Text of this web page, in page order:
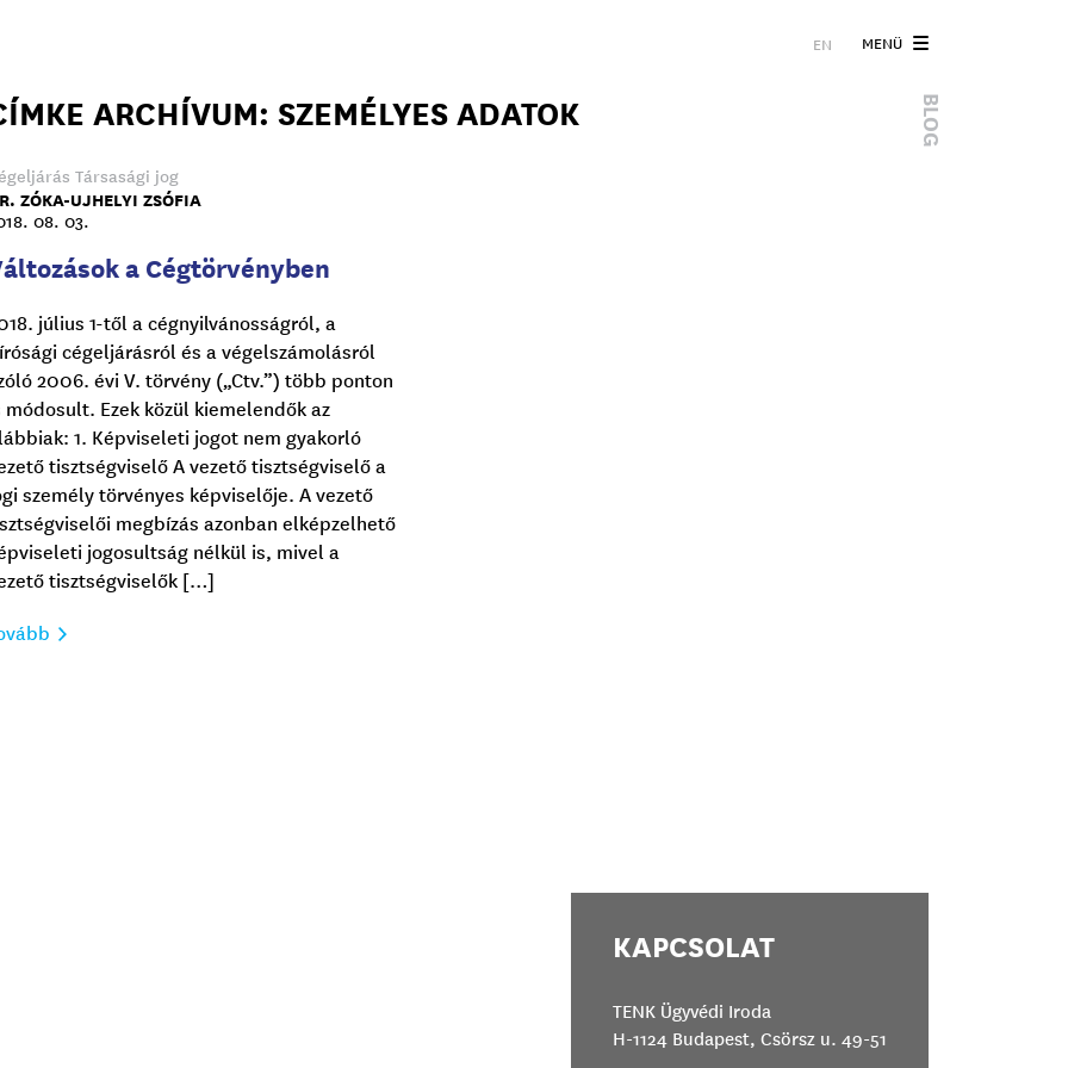
EN MENÜ
BLOG
ARCHÍVUM: SZEMÉLYES ADATOK
Társasági jog
ZÓKA-UJHELYI ZSÓFIA
08. 03.
a Cégtörvényben
július 1-től a cégnyilvánosságról, a
cégeljárásról és a végelszámolásról
2006. évi V. törvény („Ctv.”) több ponton
módosult. Ezek közül kiemelendők az
1. Képviseleti jogot nem gyakorló
tisztségviselő A vezető tisztségviselő a
személy törvényes képviselője. A vezető
megbízás azonban elképzelhető
jogosultság nélkül is, mivel a
tisztségviselők […]
KAPCSOLAT
TENK Ügyvédi Iroda
H-1124 Budapest, Csörsz u. 49-51